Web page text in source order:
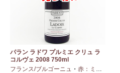
シャルドネ
パラン ラドワ プルミエ クリュ ラ
コルヴェ 2008 750ml
フランス/ブルゴーニュ ・ 赤：ミディアムボディ